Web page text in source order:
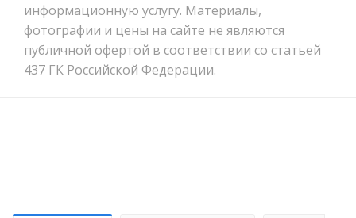
информационную услугу. Материалы,
фотографии и цены на сайте не являются
публичной офертой в соответствии со статьей
437 ГК Российской Федерации.